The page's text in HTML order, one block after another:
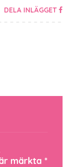
DELA INLÄGGET
märkta *